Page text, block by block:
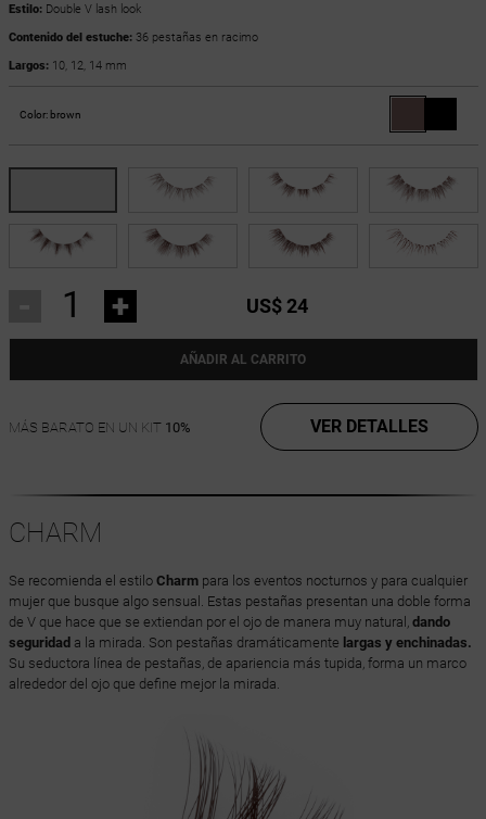
Estilo: Double V lash look
Contenido del estuche: 36 pestañas en racimo
Largos: 10, 12, 14 mm
Color: brown
+ US$ 24
AÑADIR AL CARRITO
MÁS BARATO EN UN KIT 10% VER DETALLES
CHARM
Se recomienda el estilo Charmpara los eventos nocturnos y para cualquier
mujer que busque algo sensual. Estas pestañas presentan una doble forma
de V que hace que se extiendan por el ojo de manera muy natural, dando
seguridad a la mirada. Son pestañas dramáticamente largas y enchinadas.
Su seductora línea de pestañas, de apariencia más tupida, forma un marco
alrededor del ojo que define mejor la mirada.